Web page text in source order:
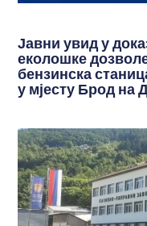
Јавни увид у
еколошке
бензинска
у мјесту Брод на